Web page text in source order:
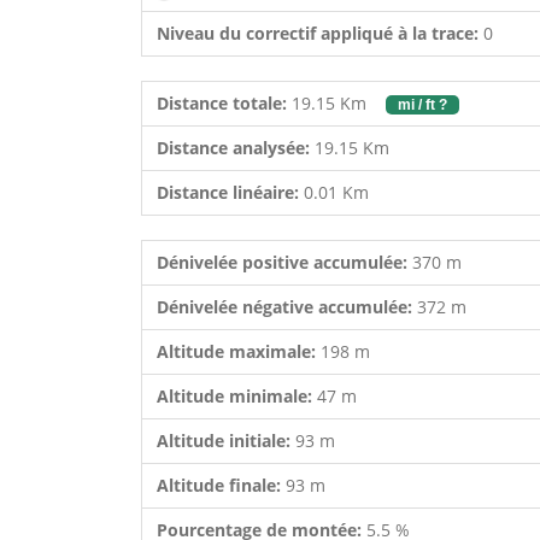
Niveau du correctif appliqué à la trace: 0
Distance totale: 19.15 Km mi / ft ?
Distance analysée: 19.15 Km
Distance linéaire: 0.01 Km
Dénivelée positive accumulée: 370 m
Dénivelée négative accumulée: 372 m
Altitude maximale: 198 m
Altitude minimale: 47 m
Altitude initiale: 93 m
Altitude finale: 93 m
Pourcentage de montée: 5.5 %